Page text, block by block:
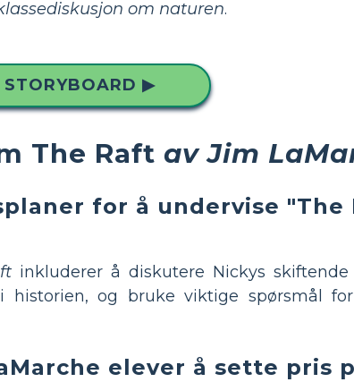
om naturen.
STORYBOARD ▶
The Raft av Jim
for å undervise "The
inkluderer å diskutere Nickys skiftende
og bruke viktige spørsmål
elever å sette pris